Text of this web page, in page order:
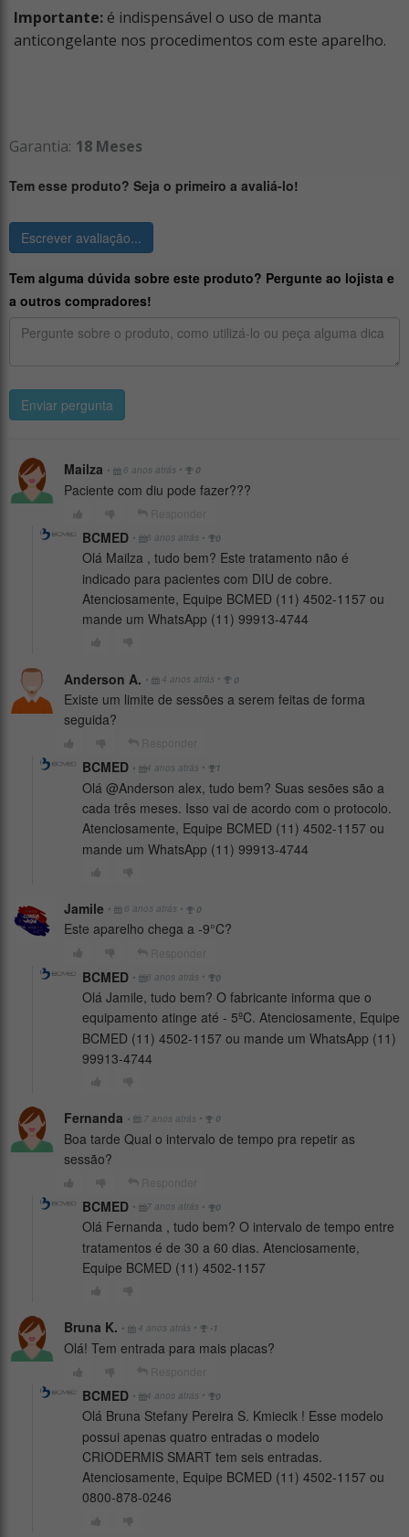
Importante: é indispensável o uso de manta
anticongelante nos procedimentos com este aparelho.
Garantia: 18 Meses
Tem esse produto? Seja o primeiro a avaliá-lo!
Escrever avaliação...
Tem alguma dúvida sobre este produto? Pergunte ao lojista e
a outros compradores!
Enviar pergunta
Mailza • 6 anos atrás • 0
Paciente com diu pode fazer???
BCMED • 6 anos atrás • 0
Olá Mailza , tudo bem? Este tratamento não é
indicado para pacientes com DIU de cobre.
Atenciosamente, Equipe BCMED (11) 4502-1157 ou
mande um WhatsApp (11) 99913-4744
Anderson A. • 4 anos atrás • 0
Existe um limite de sessões a serem feitas de forma
seguida?
BCMED • 4 anos atrás • 1
Olá @Anderson alex, tudo bem? Suas sesões são a
cada três meses. Isso vai de acordo com o protocolo.
Atenciosamente, Equipe BCMED (11) 4502-1157 ou
mande um WhatsApp (11) 99913-4744
Jamile • 6 anos atrás • 0
Este aparelho chega a -9°C?
BCMED • 6 anos atrás • 0
Olá Jamile, tudo bem? O fabricante informa que o
equipamento atinge até - 5ºC. Atenciosamente, Equipe
BCMED (11) 4502-1157 ou mande um WhatsApp (11)
99913-4744
Fernanda • 7 anos atrás • 0
Boa tarde Qual o intervalo de tempo pra repetir as
sessão?
BCMED • 7 anos atrás • 0
Olá Fernanda , tudo bem? O intervalo de tempo entre
tratamentos é de 30 a 60 dias. Atenciosamente,
Equipe BCMED (11) 4502-1157
Bruna K. • 4 anos atrás • -1
Olá! Tem entrada para mais placas?
BCMED • 4 anos atrás • 0
Olá Bruna Stefany Pereira S. Kmiecik ! Esse modelo
possui apenas quatro entradas o modelo
CRIODERMIS SMART tem seis entradas.
Atenciosamente, Equipe BCMED (11) 4502-1157 ou
0800-878-0246